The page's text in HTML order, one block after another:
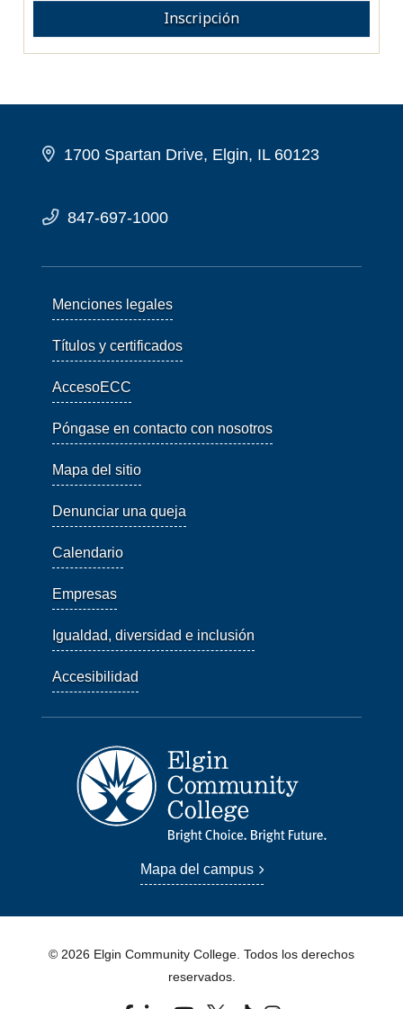
Inscripción
1700 Spartan Drive, Elgin, IL 60123
847-697-1000
Menciones legales
Títulos y certificados
AccesoECC
Póngase en contacto con nosotros
Mapa del sitio
Denunciar una queja
Calendario
Empresas
Igualdad, diversidad e inclusión
Accesibilidad
Mapa del campus
© 2026 Elgin Community College. Todos los derechos
reservados.